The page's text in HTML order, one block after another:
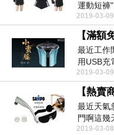
運動短褲
要我馬...
2019-03-09
最近工作
用USB充
英才星...
2019-03-09
最近天氣
門啊這幾
D111...
2019-03-08